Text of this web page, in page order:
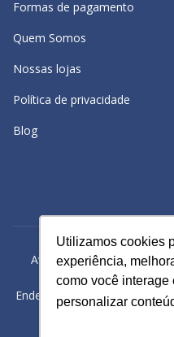
Utilizamos cookies
experiência,
como você interage
personalizar
Utilizamos cookies
experiência,
como você interage
personalizar
Formas de pagamento
Quem Somos
Nossas lojas
Política de privacidade
Blog
Avacy Distribuidora e
Endereço: Rua Gomes